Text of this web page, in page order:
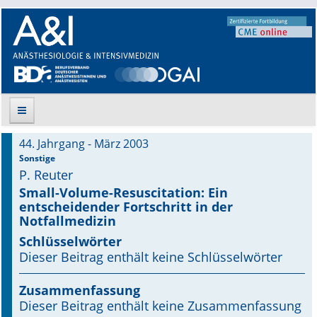
Suche
Aktuelle Ausgabe
Leitlinien
Archiv
Supplements
Supplements OrphanAnesthesia
44. Jahrgang - März 2003
Sonstige
P. Reuter
Small-Volume-Resuscitation: Ein
entscheidender Fortschritt in der
Notfallmedizin
Schlüsselwörter
Dieser Beitrag enthält keine Schlüsselwörter
Zusammenfassung
Dieser Beitrag enthält keine Zusammenfassung